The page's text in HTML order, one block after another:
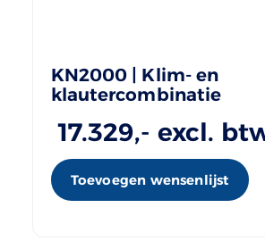
KN2000 | Klim- en
klautercombinatie
17.329,- excl.
Toevoegen wensenlijst